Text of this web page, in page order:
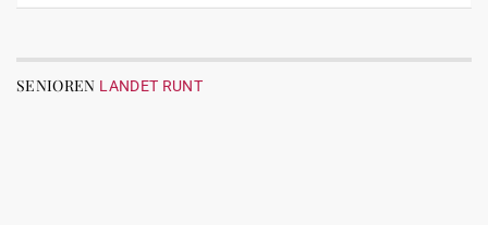
SENIOREN LANDET RUNT